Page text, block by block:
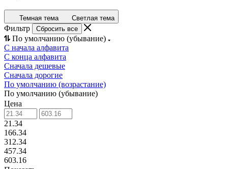
Темная тема Светлая тема
Фильтр Сбросить все
По умолчанию (убывание)
С начала алфавита
С конца алфавита
Сначала дешевые
Сначала дорогие
По умолчанию (возрастание)
По умолчанию (убывание)
Цена
21.34
166.34
312.34
457.34
603.16